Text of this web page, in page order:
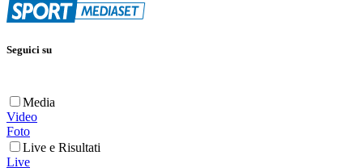
Seguici su
Media
Video
Foto
Live e Risultati
Live